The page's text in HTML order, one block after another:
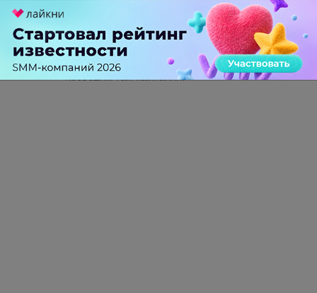
Полностью согласен, сегодня хочется
понимать показатели ROI, с одним только SEO
они весьма печальны, а вот в комплексе с
SMM срабатывает отлично. А ребятам из
плиббер отдельный "Ола" периодически
проводим там кампании.